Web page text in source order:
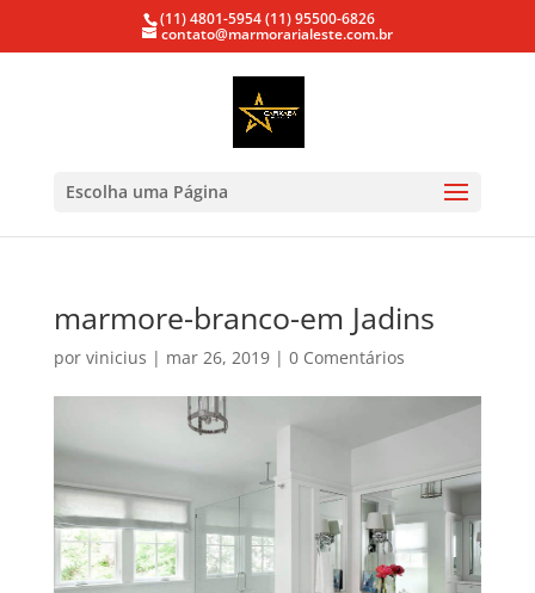
(11) 4801-5954(11) 95500-6826
contato@marmorarialeste.com.br
Escolha uma Página
marmore-branco-em Jadins
por vinicius | mar 26, 2019| 0 Comentários